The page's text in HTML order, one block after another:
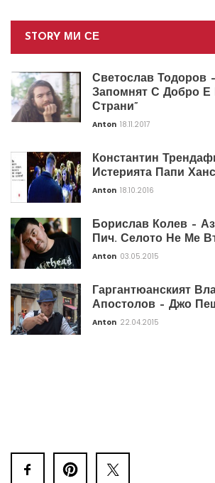
STORY МИ СЕ
Светослав Тодоров
Запомнят С Добро Е
Страни”
Anton 18.11.2017
Константин
Истерията Папи
Anton 18.10.2016
Борислав Колев –
Пич. Селото Не Ме
Anton 03.05.2015
Гаргантюанският
Апостолов – Джо
Anton 22.04.2015